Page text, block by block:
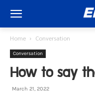
Home Conversation
Conversation
How to say
March 21, 2022